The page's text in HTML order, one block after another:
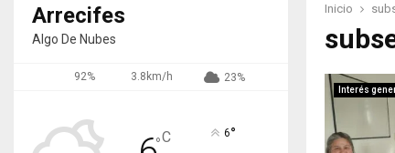
Inicio
Interés
Arrecifes
Algo De Nubes
92% 3.8km/h 23%
°C 6°